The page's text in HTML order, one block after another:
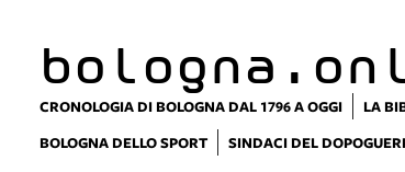
CRONOLOGIA DI BOLOGNA DAL 1796 A OGGI LA
BOLOGNA DELLO SPORT
SINDACI DEL